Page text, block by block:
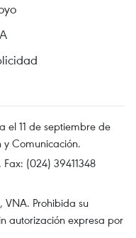
el 11 de septiembre de
Comunicación.
Fax: (024) 39411348
VNA. Prohibida su
autorización expresa por